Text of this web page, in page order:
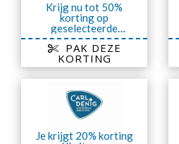
Krijg nu tot 50%
korting op
geselecteerde
artikelen van Workout
Brands Streetwear
Sale
PAK DEZE
KORTING
Je krijgt 20% korting